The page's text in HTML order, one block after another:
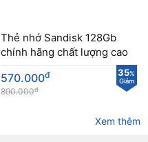
Thẻ nhớ Sandisk 128Gb
chính hãng chất lượng cao
35%
Giảm
570.000đ
890.000đ
Xem thêm